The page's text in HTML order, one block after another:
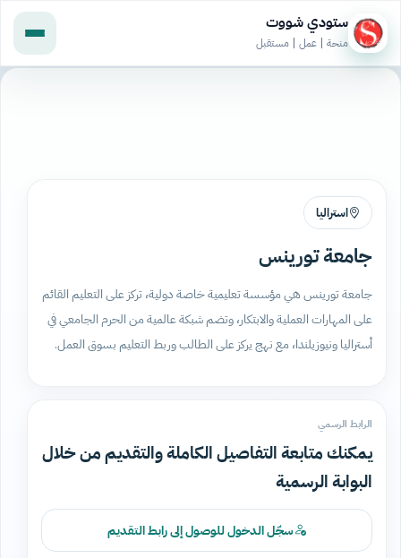
ستودي شووت
منحة | عمل | مستقبل
استراليا
جامعة تورينس
جامعة تورينس هي مؤسسة تعليمية خاصة دولية، تركز على التعليم القائم
على المهارات العملية والابتكار، وتضم شبكة عالمية من الحرم الجامعي في
أستراليا ونيوزيلندا، مع نهج يركز على الطالب وربط التعليم بسوق العمل.
الرابط الرسمي
يمكنك متابعة التفاصيل الكاملة والتقديم من خلال
البوابة الرسمية
سجّل الدخول للوصول إلى رابط التقديم